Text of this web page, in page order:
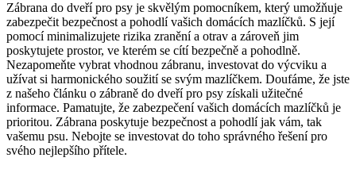
Zábrana do dveří ‌pro ⁤psy ⁣je skvělým pomocníkem, který umožňuje‌
zabezpečit bezpečnost a​ pohodlí vašich⁤ domácích⁢ mazlíčků. ⁤S její
pomocí​ minimalizujete rizika‌ zranění a otrav‍ a zároveň jim
poskytujete prostor, ve kterém ⁢se ⁣cítí bezpečně a pohodlně.
Nezapomeňte vybrat‍ vhodnou zábranu, investovat⁢ do výcviku a⁢
užívat si⁤ harmonického soužití se svým mazlíčkem. Doufáme, že jste
z našeho článku o zábraně do dveří pro psy získali užitečné
informace. Pamatujte, že zabezpečení⁣ vašich‍ domácích mazlíčků⁣ je
prioritou. Zábrana poskytuje bezpečnost ​a pohodlí jak vám, tak
vašemu‍ psu. Nebojte ⁣se investovat do toho správného ⁣řešení pro
svého nejlepšího přítele.